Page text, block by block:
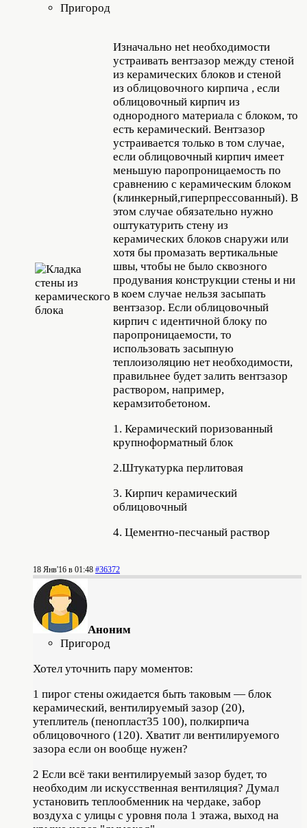
Пригород
Изначально неt необходимости
устраивать вентзазор между стеной
из керамических блоков и стеной
из облицовочного кирпича , если
облицовочный кирпич из
однородного материала с блоком, то
есть керамический. Вентзазор
устраивается только в том случае,
если облицовочный кирпич имеет
меньшую паропроницаемость по
сравнению с керамическим блоком
(клинкерный,гиперпрессованный). В
этом случае обязательно нужно
оштукатурить стену из
керамических блоков снаружи или
хотя бы промазать вертикальные
швы, чтобы не было сквозного
продувания конструкции стены и ни
в коем случае нельзя засыпать
вентзазор. Если облицовочный
кирпич с идентичной блоку по
паропроницаемости, то
использовать засыпную
теплоизоляцию нет необходимости,
правильнее будет залить вентзазор
раствором, например,
керамзитобетоном.
1. Керамический поризованный
крупноформатный блок
2.Штукатурка перлитовая
3. Кирпич керамический
облицовочный
4. Цементно-песчаный раствор
18 Янв'16 в 01:48 #36372
Аноним
Пригород
Хотел уточнить пару моментов:
1 пирог стены ожидается быть таковым — блок
керамический, вентилируемый зазор (20),
утеплитель (пенопласт35 100), полкирпича
облицовочного (120). Хватит ли вентилируемого
зазора если он вообще нужен?
2 Если всё таки вентилируемый зазор будет, то
необходим ли искусственная вентиляция? Думал
установить теплообменник на чердаке, забор
воздуха с улицы с уровня пола 1 этажа, выход на